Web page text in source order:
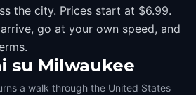
the city. Prices start at $6.99.
go at your own speed, and
su Milwaukee
a walk through the United States